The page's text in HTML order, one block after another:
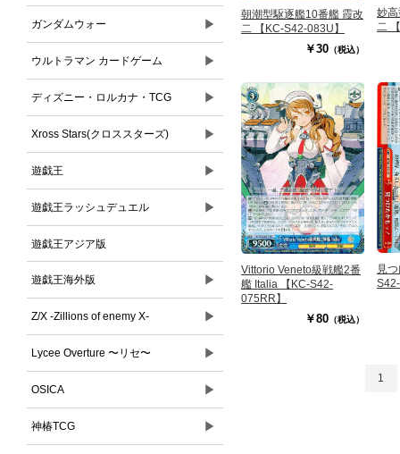
ガンダムウォー ▶
ウルトラマン カードゲーム ▶
ディズニー・ロルカナ・TCG ▶
Xross Stars(クロススターズ) ▶
遊戯王 ▶
遊戯王ラッシュデュエル ▶
遊戯王アジア版
遊戯王海外版 ▶
Z/X -Zillions of enemy X- ▶
Lycee Overture 〜リセ〜 ▶
OSICA ▶
神椿TCG ▶
朝潮型駆逐艦10番艦 霞改
二 【KC-S42-083U】
￥30 （税込）
妙
二
Vittorio Veneto級戦艦2番
艦 Italia 【KC-S42-
075RR】
￥80 （税込）
見
1